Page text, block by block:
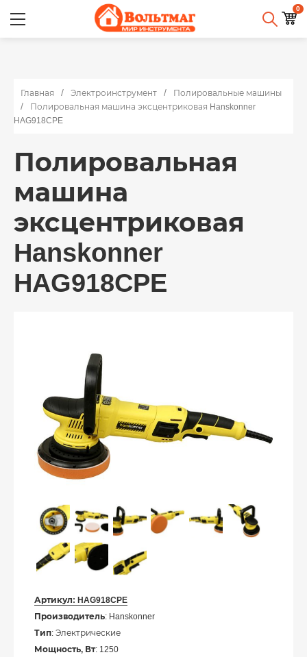
0
Главная Электроинструмент
Полировальные машины
Полировальная машина эксцентриковая Hanskonner
HAG918CPE
Полировальная
машина
эксцентриковая
Hanskonner
HAG918CPE
Артикул: HAG918CPE
Производитель: Hanskonner
Тип: Электрические
Мощность, Вт: 1250